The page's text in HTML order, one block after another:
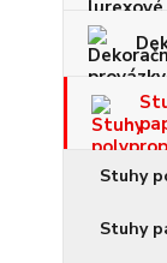
Stuhy
Stuhy